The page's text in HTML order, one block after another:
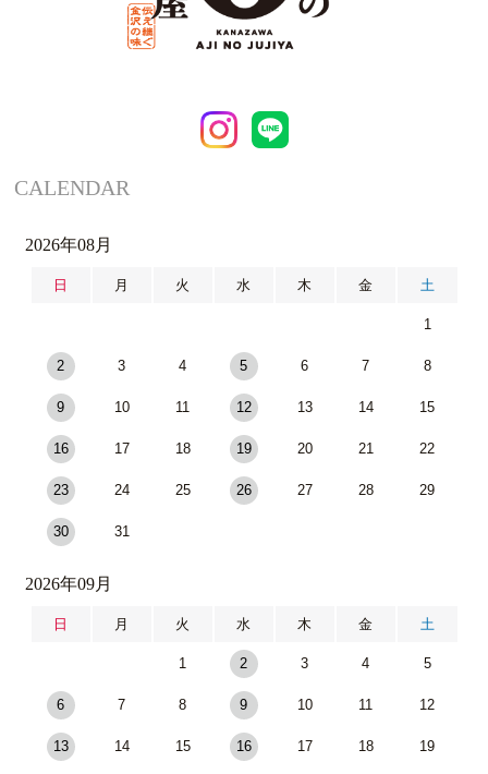
CALENDAR
2026年08月
日 月 火 水 木 金 土
1
2 3 4 5 6 7 8
9 10 11 12 13 14 15
16 17 18 19 20 21 22
23 24 25 26 27 28 29
30 31
2026年09月
日 月 火 水 木 金 土
1 2 3 4 5
6 7 8 9 10 11 12
13 14 15 16 17 18 19